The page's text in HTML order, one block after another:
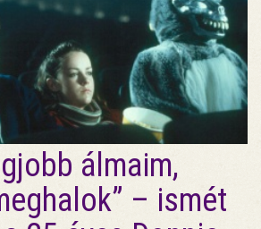
álmaim,
– ismét